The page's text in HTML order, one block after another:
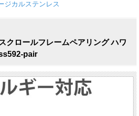
ジカルステンレス
クロールフレームペアリング ハワ
pair